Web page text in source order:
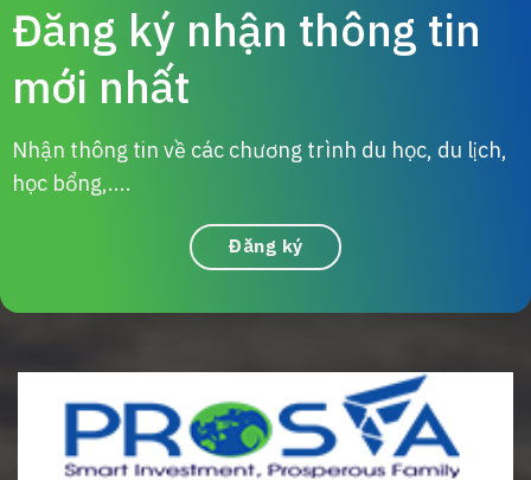
Đăng ký nhận thông tin
mới nhất
Nhận thông tin về các chương trình du học, du lịch,
học bổng,....
Đăng ký